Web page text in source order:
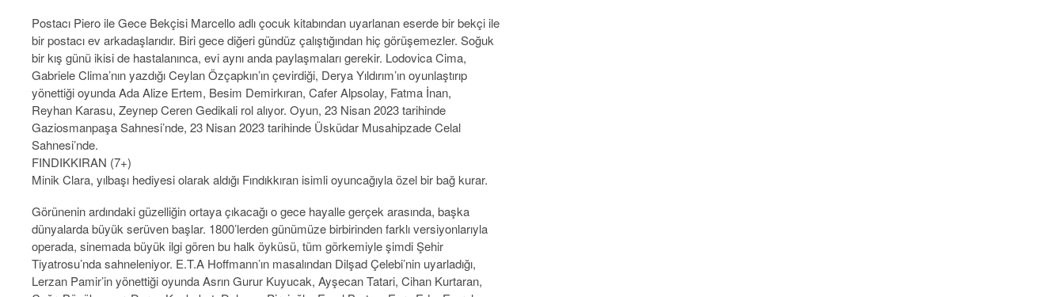
Postacı Piero ile Gece Bekçisi Marcello adlı çocuk kitabından uyarlanan eserde bir bekçi ile
bir postacı ev arkadaşlarıdır. Biri gece diğeri gündüz çalıştığından hiç görüşemezler. Soğuk
bir kış günü ikisi de hastalanınca, evi aynı anda paylaşmaları gerekir. Lodovica Cima,
Gabriele Clima’nın yazdığı Ceylan Özçapkın’ın çevirdiği, Derya Yıldırım’ın oyunlaştırıp
yönettiği oyunda Ada Alize Ertem, Besim Demirkıran, Cafer Alpsolay, Fatma İnan,
Reyhan Karasu, Zeynep Ceren Gedikali rol alıyor. Oyun, 23 Nisan 2023 tarihinde
Gaziosmanpaşa Sahnesi’nde, 23 Nisan 2023 tarihinde Üsküdar Musahipzade Celal
Sahnesi’nde.
FINDIKKIRAN (7+)
Minik Clara, yılbaşı hediyesi olarak aldığı Fındıkkıran isimli oyuncağıyla özel bir bağ kurar.
Görünenin ardındaki güzelliğin ortaya çıkacağı o gece hayalle gerçek arasında, başka
dünyalarda büyük serüven başlar. 1800’lerden günümüze birbirinden farklı versiyonlarıyla
operada, sinemada büyük ilgi gören bu halk öyküsü, tüm görkemiyle şimdi Şehir
Tiyatrosu’nda sahneleniyor. E.T.A Hoffmann’ın masalından Dilşad Çelebi’nin uyarladığı,
Lerzan Pamir’in yönettiği oyunda Asrın Gurur Kuyucak, Ayşecan Tatari, Cihan Kurtaran,